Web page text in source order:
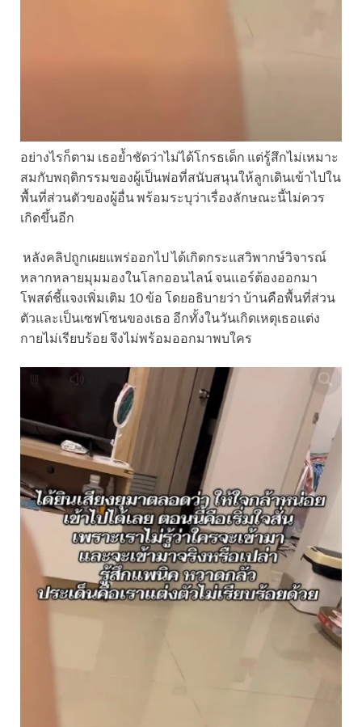
อย่างไรก็ตาม เธอย้ำชัดว่าไม่ได้โกรธเด็ก แต่รู้สึกไม่เหมาะ
สมกับพฤติกรรมของผู้เป็นพ่อที่สนับสนุนให้ลูกเดินเข้าไปใน
พื้นที่ส่วนตัวของผู้อื่น พร้อมระบุว่าเรื่องลักษณะนี้ไม่ควร
เกิดขึ้นอีก
หลังคลิปถูกเผยแพร่ออกไป ได้เกิดกระแสวิพากษ์วิจารณ์
หลากหลายมุมมองในโลกออนไลน์ จนแอร์ต้องออกมา
โพสต์ชี้แจงเพิ่มเติม 10 ข้อ โดยอธิบายว่า บ้านคือพื้นที่ส่วน
ตัวและเป็นเซฟโซนของเธอ อีกทั้งในวันเกิดเหตุเธอแต่ง
กายไม่เรียบร้อย จึงไม่พร้อมออกมาพบใคร